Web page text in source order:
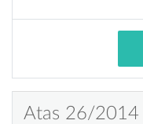
Atas 26/2014